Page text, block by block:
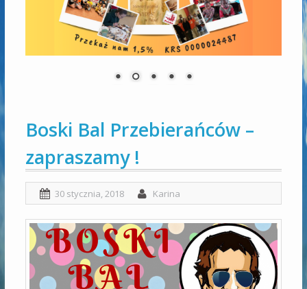
Boski Bal Przebierańców –
zapraszamy !
30 stycznia, 2018 Karina